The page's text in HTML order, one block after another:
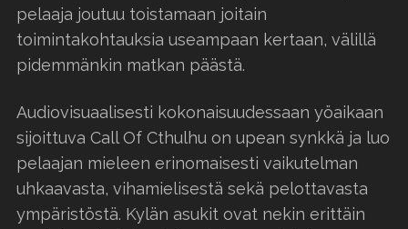
pelaaja joutuu toistamaan joitain
toimintakohtauksia useampaan kertaan, välillä
pidemmänkin matkan päästä.
Audiovisuaalisesti kokonaisuudessaan yöaikaan
sijoittuva Call Of Cthulhu on upean synkkä ja luo
pelaajan mieleen erinomaisesti vaikutelman
uhkaavasta, vihamielisestä sekä pelottavasta
ympäristöstä. Kylän asukit ovat nekin erittäin